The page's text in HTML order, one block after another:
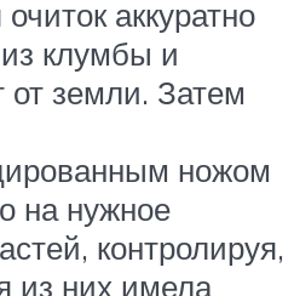
аккуратно
клумбы и
земли. Затем
ножом
на нужное
контролируя,
из них имела